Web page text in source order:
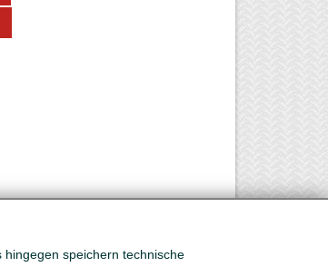
speichern technische